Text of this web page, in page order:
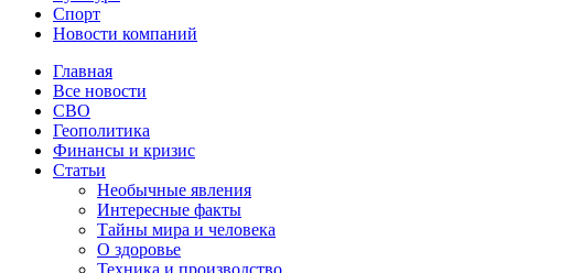
Спорт
Новости компаний
Главная
Все новости
СВО
Геополитика
Финансы и кризис
Статьи
Необычные явления
Интересные факты
Тайны мира и человека
О здоровье
Техника и производство